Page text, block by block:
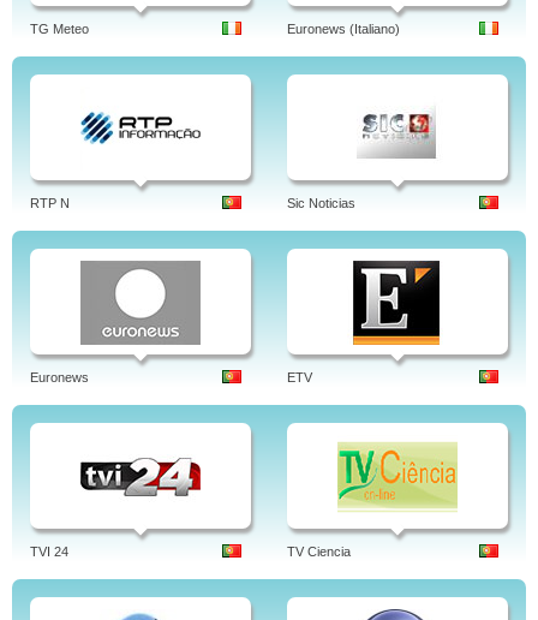
TG Meteo Euronews (Italiano)
RTP N Sic Noticias
Euronews ETV
TVI 24 TV Ciencia